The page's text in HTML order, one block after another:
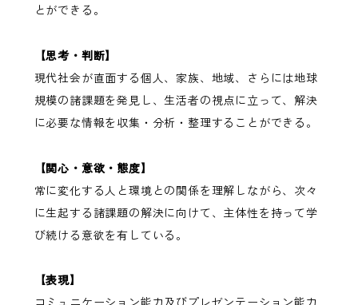
とができる。
【思考・判断】
現代社会が直面する個人、家族、地域、さらには地球
規模の諸課題を発見し、生活者の視点に立って、解決
に必要な情報を収集・分析・整理することができる。
【関心・意欲・態度】
常に変化する人と環境との関係を理解しながら、次々
に生起する諸課題の解決に向けて、主体性を持って学
び続ける意欲を有している。
【表現】